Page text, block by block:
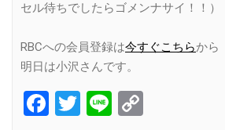
セル待ちでしたらゴメンナサイ！！）
RBCへの会員登録は今すぐこちらから
明日は小沢さんです。
Facebook
Twitter
Line